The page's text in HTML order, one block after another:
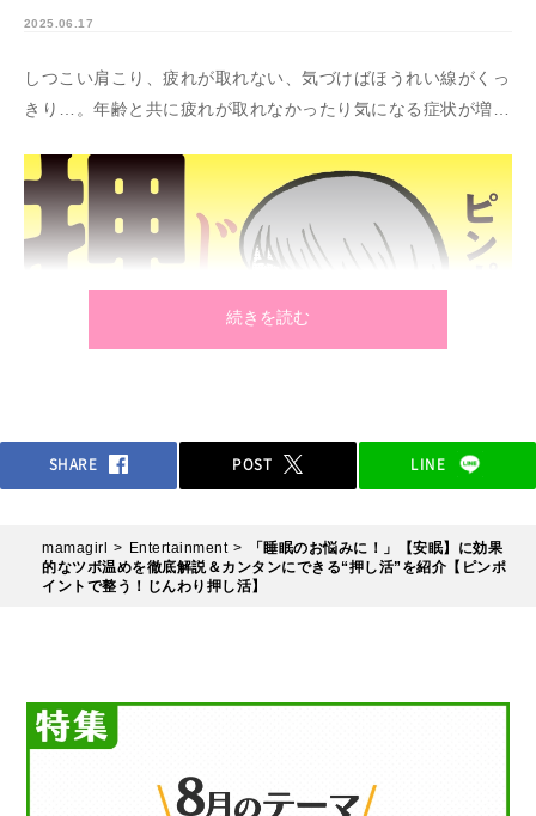
2025.06.17
しつこい肩こり、疲れが取れない、気づけばほうれい線がくっ
きり…。年齢と共に疲れが取れなかったり気になる症状が増え
ならばと、SNSで見かけるマッサージやストレッチに挑戦して
みるも、「いまいち効果が感じられない」「動画をまねて激し
く動かしたら悪化した」「動きの正解がわからない」なんてこ
とも。
ありとあらゆる健康・美容情報がシェアされている昨今。思っ
たほどの効果が得られず、三日坊主の繰り返し…。そんな人も
続きを読む
SHARE POST LINE
mamagirl Entertainment
「睡眠のお悩みに！」【安眠】に効果
的なツボ温めを徹底解説＆カンタンにできる“押し活”を紹介【ピンポ
イントで整う！じんわり押し活】